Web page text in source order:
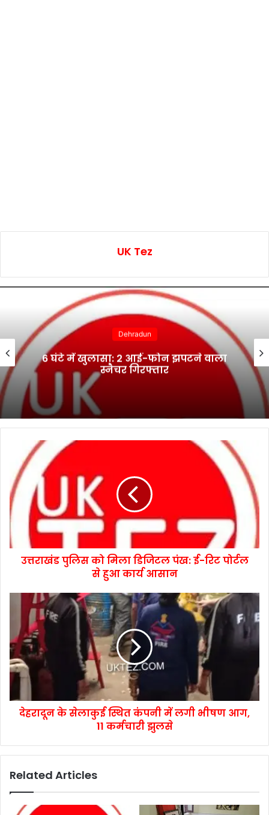
UK Tez
Dehradun
6 घंटे में खुलासा: 2 आई-फोन झपटने वाला
स्नैचर गिरफ्तार
उत्तराखंड पुलिस को मिला डिजिटल पंख: ई-रिट पोर्टल
से हुआ कार्य आसान
देहरादून के सेलाकुई स्थित कंपनी में लगी भीषण आग,
11 कर्मचारी झुलसे
Related Articles